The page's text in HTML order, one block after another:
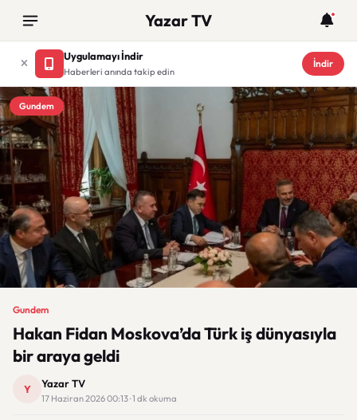
Yazar TV
Uygulamayı İndir
Haberleri anında takip edin
İndir
Gundem
Gundem
Hakan Fidan Moskova’da Türk iş dünyasıyla
bir araya geldi
Y Yazar TV
17 Haziran 2026 00:13 · 1 dk okuma